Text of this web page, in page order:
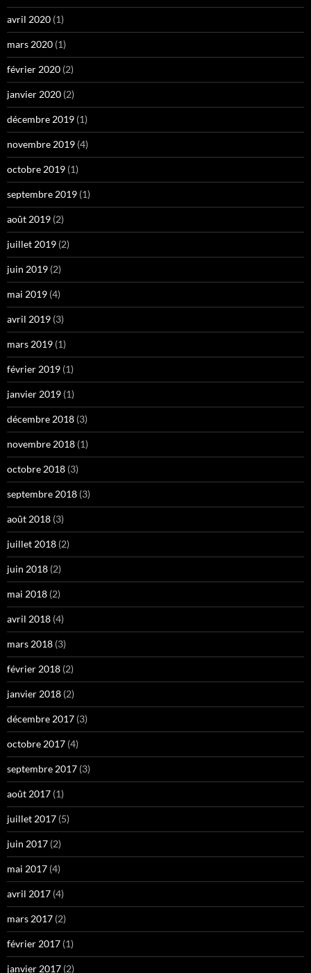
avril 2020 (1)
mars 2020 (1)
février 2020 (2)
janvier 2020 (2)
décembre 2019 (1)
novembre 2019 (4)
octobre 2019 (1)
septembre 2019 (1)
août 2019 (2)
juillet 2019 (2)
juin 2019 (2)
mai 2019 (4)
avril 2019 (3)
mars 2019 (1)
février 2019 (1)
janvier 2019 (1)
décembre 2018 (3)
novembre 2018 (1)
octobre 2018 (3)
septembre 2018 (3)
août 2018 (3)
juillet 2018 (2)
juin 2018 (2)
mai 2018 (2)
avril 2018 (4)
mars 2018 (3)
février 2018 (2)
janvier 2018 (2)
décembre 2017 (3)
octobre 2017 (4)
septembre 2017 (3)
août 2017 (1)
juillet 2017 (5)
juin 2017 (2)
mai 2017 (4)
avril 2017 (4)
mars 2017 (2)
février 2017 (1)
janvier 2017 (2)